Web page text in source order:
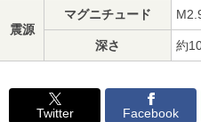
震源
マグニチュード
深さ 約
Twitter Facebook